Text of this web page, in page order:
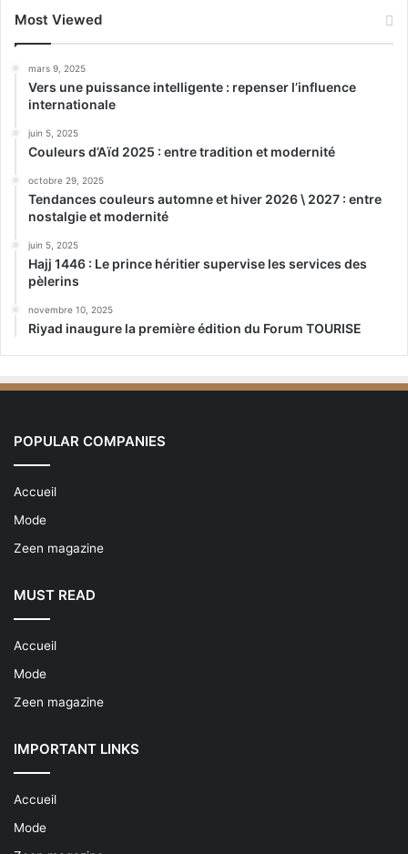
Most Viewed
mars 9, 2025
Vers une puissance intelligente : repenser l’influence
internationale
juin 5, 2025
Couleurs d’Aïd 2025 : entre tradition et modernité
octobre 29, 2025
Tendances couleurs automne et hiver 2026 \ 2027 : entre
nostalgie et modernité
juin 5, 2025
Hajj 1446 : Le prince héritier supervise les services des
pèlerins
novembre 10, 2025
Riyad inaugure la première édition du Forum TOURISE
POPULAR COMPANIES
Accueil
Mode
Zeen magazine
MUST READ
Accueil
Mode
Zeen magazine
IMPORTANT LINKS
Accueil
Mode